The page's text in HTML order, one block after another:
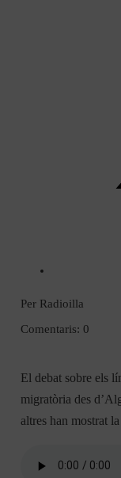
Per Radioilla
Comentaris: 0
El debat sobre els
migratòria des
altres han mostrat